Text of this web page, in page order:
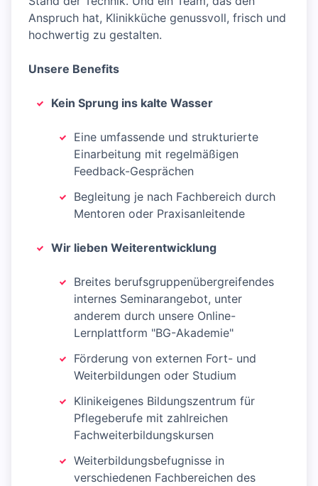
Anspruch hat, Klinikküche genussvoll, frisch und
hochwertig zu gestalten.
Unsere Benefits
Kein Sprung ins kalte Wasser
Eine umfassende und strukturierte
Einarbeitung mit regelmäßigen
Feedback-Gesprächen
Begleitung je nach Fachbereich durch
Mentoren oder Praxisanleitende
Wir lieben Weiterentwicklung
Breites berufsgruppenübergreifendes
internes Seminarangebot, unter
anderem durch unsere Online-
Lernplattform "BG-Akademie"
Förderung von externen Fort- und
Weiterbildungen oder Studium
Klinikeigenes Bildungszentrum für
Pflegeberufe mit zahlreichen
Fachweiterbildungskursen
Weiterbildungsbefugnisse in
verschiedenen Fachbereichen des